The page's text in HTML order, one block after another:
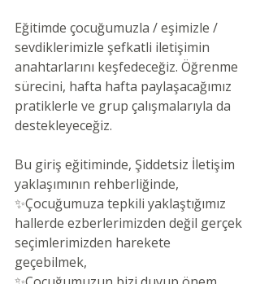
Eğitimde çocuğumuzla / eşimizle /
sevdiklerimizle şefkatli iletişimin
anahtarlarını keşfedeceğiz. Öğrenme
sürecini, hafta hafta paylaşacağımız
pratiklerle ve grup çalışmalarıyla da
destekleyeceğiz.
Bu giriş eğitiminde, Şiddetsiz İletişim
yaklaşımının rehberliğinde,
✨Çocuğumuza tepkili yaklaştığımız
hallerde ezberlerimizden değil gerçek
seçimlerimizden harekete
geçebilmek,